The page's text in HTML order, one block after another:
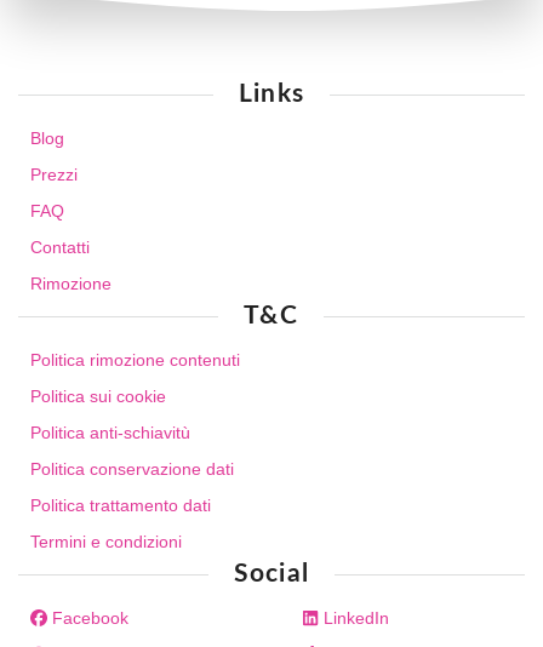
Links
Blog
Prezzi
FAQ
Contatti
Rimozione
T&C
Politica rimozione contenuti
Politica sui cookie
Politica anti-schiavitù
Politica conservazione dati
Politica trattamento dati
Termini e condizioni
Social
Facebook
LinkedIn